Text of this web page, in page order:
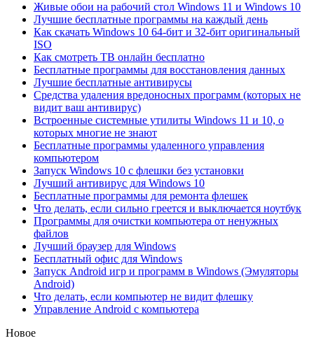
Живые обои на рабочий стол Windows 11 и Windows 10
Лучшие бесплатные программы на каждый день
Как скачать Windows 10 64-бит и 32-бит оригинальный
ISO
Как смотреть ТВ онлайн бесплатно
Бесплатные программы для восстановления данных
Лучшие бесплатные антивирусы
Средства удаления вредоносных программ (которых не
видит ваш антивирус)
Встроенные системные утилиты Windows 11 и 10, о
которых многие не знают
Бесплатные программы удаленного управления
компьютером
Запуск Windows 10 с флешки без установки
Лучший антивирус для Windows 10
Бесплатные программы для ремонта флешек
Что делать, если сильно греется и выключается ноутбук
Программы для очистки компьютера от ненужных
файлов
Лучший браузер для Windows
Бесплатный офис для Windows
Запуск Android игр и программ в Windows (Эмуляторы
Android)
Что делать, если компьютер не видит флешку
Управление Android с компьютера
Новое